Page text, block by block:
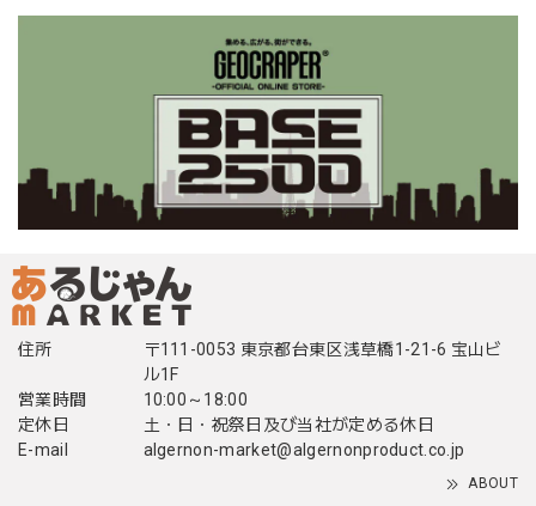
住所
〒111-0053 東京都台東区浅草橋1-21-6 宝山ビ
ル1F
営業時間
10:00～18:00
定休日
土・日・祝祭日及び当社が定める休日
E-mail
algernon-market@algernonproduct.co.jp
ABOUT